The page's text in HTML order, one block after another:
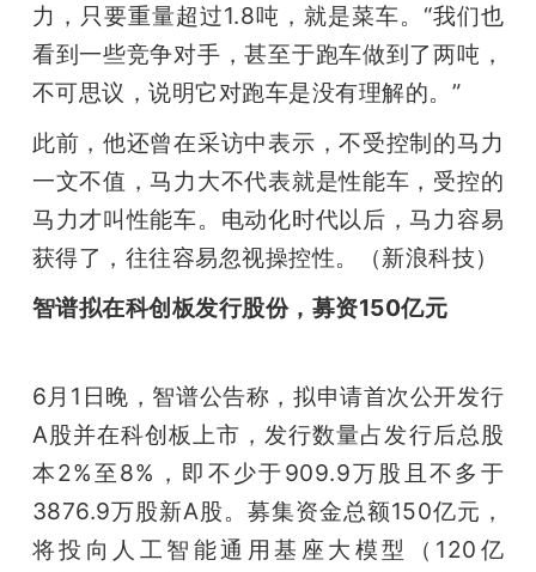
力，只要重量超过1.8吨，就是菜车。“我们也
看到一些竞争对手，甚至于跑车做到了两吨，
不可思议，说明它对跑车是没有理解的。”
此前，他还曾在采访中表示，不受控制的马力
一文不值，马力大不代表就是性能车，受控的
马力才叫性能车。电动化时代以后，马力容易
获得了，往往容易忽视操控性。（新浪科技）
智谱拟在科创板发行股份，募资150亿元
6月1日晚，智谱公告称，拟申请首次公开发行
A股并在科创板上市，发行数量占发行后总股
本2%至8%，即不少于909.9万股且不多于
3876.9万股新A股。募集资金总额150亿元，
将投向人工智能通用基座大模型（120亿